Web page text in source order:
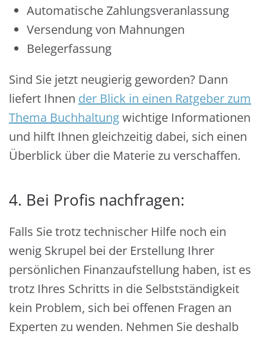
Automatische Zahlungsveranlassung
Versendung von Mahnungen
Belegerfassung
Sind Sie jetzt neugierig geworden? Dann
liefert Ihnen der Blick in einen Ratgeber zum
Thema Buchhaltungwichtige Informationen
und hilft Ihnen gleichzeitig dabei, sich einen
Überblick über die Materie zu verschaffen.
4. Bei Profis nachfragen:
Falls Sie trotz technischer Hilfe noch ein
wenig Skrupel bei der Erstellung Ihrer
persönlichen Finanzaufstellung haben, ist es
trotz Ihres Schritts in die Selbstständigkeit
kein Problem, sich bei offenen Fragen an
Experten zu wenden. Nehmen Sie deshalb